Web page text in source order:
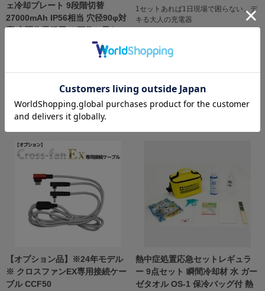
ェ冷却プレート 9段階切替
27000mAh IP56相当 穴径90φ対
応 空調作業服用 ※画像と異な
り、ファンの羽は5枚仕様です。
（穴径90φ対応 ブラック）
-50℃！ファンと冷却プレートのW冷却
￥47,000
1セットあれば1日現場で困らない、デ
キる大人の充電器
税抜 ￥14,527
【オプション品】※24年モデル
※ クロスファンEX専用接続ケー
ブル CCF50
熱中症処置応急セットレギュラ
ー 9点セット 瞬間冷却材 水 ガー
ゼタオル OS-1 保冷バッグ付 熱